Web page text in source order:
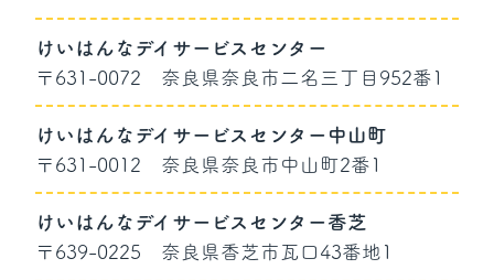
けいはんなデイサービスセンター
〒631-0072
奈良県奈良市二名三丁目952番1
けいはんなデイサービスセンター中山町
〒631-0012
奈良県奈良市中山町2番1
けいはんなデイサービスセンター香芝
〒639-0225
奈良県香芝市瓦口43番地1